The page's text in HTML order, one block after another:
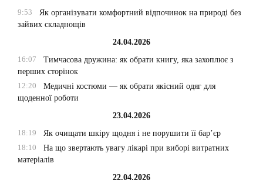
9:53
Як організувати комфортний відпочинок на природі без
зайвих складнощів
24.04.2026
16:07
Тимчасова дружина: як обрати книгу, яка захоплює з
перших сторінок
12:20
Медичні костюми — як обрати якісний одяг для
щоденної роботи
23.04.2026
18:19
Як очищати шкіру щодня і не порушити її бар’єр
18:10
На що звертають увагу лікарі при виборі витратних
матеріалів
22.04.2026